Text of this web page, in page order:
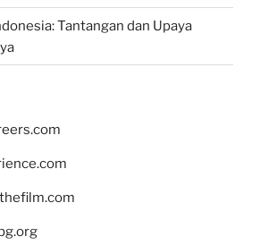
Tantangan dan Upaya